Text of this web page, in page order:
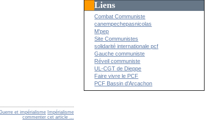
et impérialisme
Impérialisme
commenter cet article
Liens
Combat Communiste
canempechepasnicolas
M'pep
Site Communistes
solidarité internationale pcf
Gauche communiste
Réveil communiste
UL-CGT de Dieppe
Faire vivre le PCF
PCF Bassin d'Arcachon